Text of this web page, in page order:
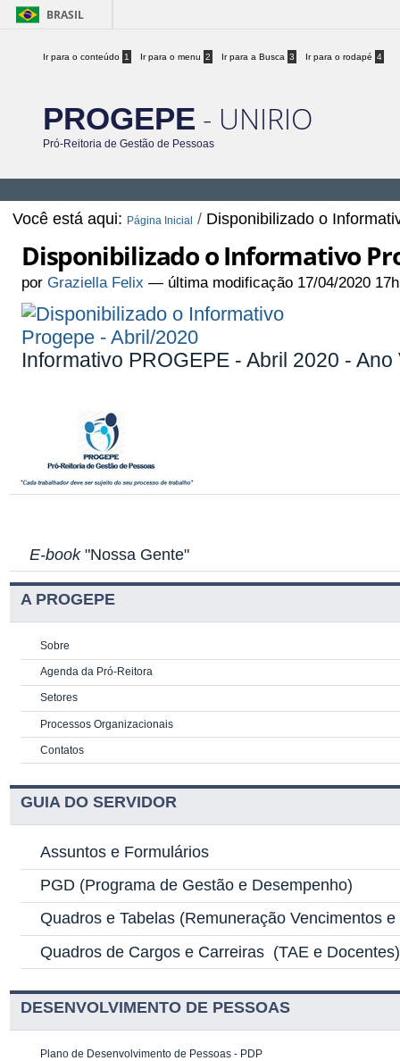
BRASIL
Ir para o conteúdo 1 Ir para o menu 2 Ir para a Busca 3 Ir para o rodapé 4
PROGEPE - UNIRIO
Pró-Reitoria de Gestão de Pessoas
Você está aqui: Página Inicial / Disponibilizado o
Disponibilizado o Informativo
porGraziella Felix — última modificação 17/04/2020
Informativo PROGEPE - Abril 2020 - Ano
E-book"Nossa Gente"
A PROGEPE
Sobre
Agenda da Pró-Reitora
Setores
Processos Organizacionais
Contatos
GUIA DO SERVIDOR
Assuntos e Formulários
PGD (Programa de Gestão e Desempenho)
Quadros e Tabelas (Remuneração Vencimentos
Quadros de Cargos e Carreiras (TAE e Docentes)
DESENVOLVIMENTO DE PESSOAS
Plano de Desenvolvimento de Pessoas - PDP